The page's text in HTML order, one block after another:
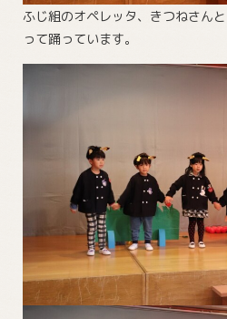
ふじ組のオペレッタ、きつねさん
って踊っています。